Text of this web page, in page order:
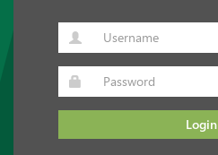
Login